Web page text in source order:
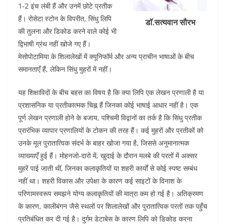
डाॅ.सत्यवान सौरभ
1-2 इंच लंबी हैं और उनमें छोटे प्रतीक
हैं। रोसेटा स्टोन के विपरीत, सिंधु लिपि
की तुलना और डिकोड करने वाले कोई भी
द्विभाषी ग्रंथ नहीं खोजे गए हैं।
मेसोपोटामिया के शिलालेखों में क्यूनिफॉर्म और अन्य प्राचीन भाषाओं के बीच
समानताएँ हैं, लेकिन सिंधु मुहरों में नहीं।
यह शिक्षाविदों के बीच बहस का विषय है कि क्या लिपि एक लेखन प्रणाली है या
प्रशासनिक या प्रतीकात्मक चिह्न हैं जिनका कोई भाषाई आधार नहीं है। एक
पूर्ण लेखन प्रणाली होने के बजाय, पश्चिमी विद्वानों का तर्क है कि सिंधु प्रतीक
प्रारंभिक व्यापार प्रणालियों के टोकन की तरह हैं। कई मुहरों और प्रतीकों को
उनके मूल पुरातात्विक संदर्भ के बाहर खोजा गया है, जिससे अनुमानात्मक
व्याख्याएँ हुई हैं। मोहनजो-दारो में, खुदाई के दौरान मलबे की परतों में अक्सर
मुहरें पाई जाती थीं, जिनका कलाकृतियों या शहरी कार्यों से कोई स्पष्ट सम्बंध
नहीं था। शहरी विकास और उपेक्षा के कारण कई साइटों के विनाश के
परिणामस्वरूप समझने योग्य कलाकृतियों की मात्रा कम हो गई है। अतिक्रमण
के कारण, कालीबंगन जैसे स्थलों पर शिलालेखों और पुरातात्विक परतों तक पहुँच
प्रतिबंधित कर दी गई है। दुर्गम डेटाबेस के कारण लिपि को डिकोड करना